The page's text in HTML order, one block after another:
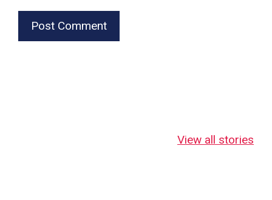
View all stories
भुजाओं से देती हैं
का दिव्य रहस्य